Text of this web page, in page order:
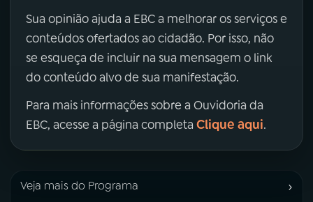
Sua opinião ajuda a EBC a melhorar os serviços e
conteúdos ofertados ao cidadão. Por isso, não
se esqueça de incluir na sua mensagem o link
do conteúdo alvo de sua manifestação.
Para mais informações sobre a Ouvidoria da
EBC, acesse a página completa Clique aqui.
Veja mais do Programa ›